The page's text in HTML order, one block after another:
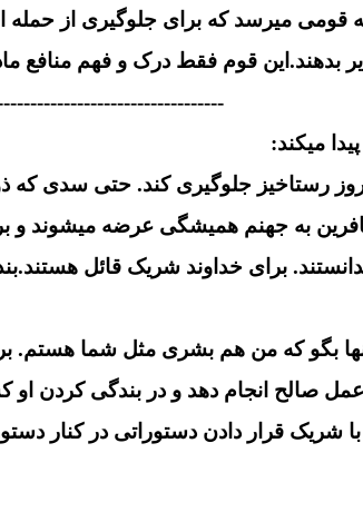
میرسد که برای جلوگیری از حمله
بدهند.این قوم فقط درک و فهم منافع
روز رستاخیز جلوگیری کند. حتی سدی
به جهنم همیشگی عرضه میشوند
برای خداوند شریک قائل
آنها بگو که من هم بشری مثل شما
عمل صالح انجام دهد و در بندگی کردن
قرار دادن دستوراتی در کنار